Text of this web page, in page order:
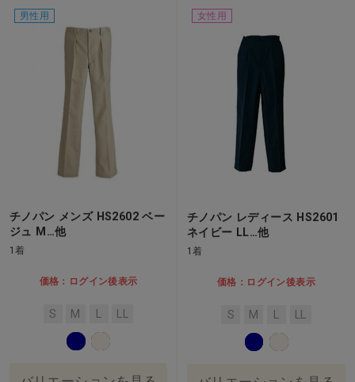
男性用
チノパン メンズ HS2602 ベー
ジュ M…他
1着
価格：ログイン後表示
S M
女性用
チノパン レディース HS2601
ネイビー LL…他
1着
価格：ログイン後表示
S M